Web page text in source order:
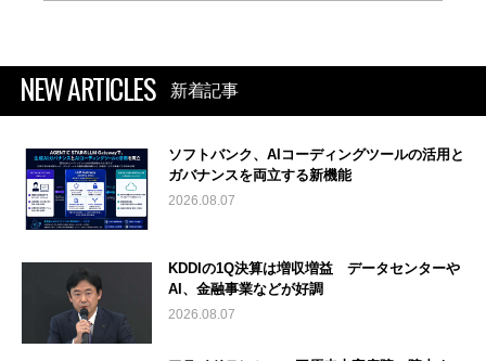
NEW ARTICLES 新着記事
ソフトバンク、AIコーディングツールの活用と
ガバナンスを両立する新機能
2026.08.07
KDDIの1Q決算は増収増益 データセンターや
AI、金融事業などが好調
2026.08.07